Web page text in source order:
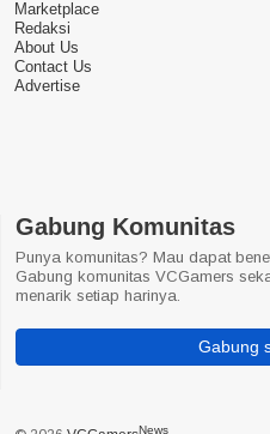
Marketplace
Redaksi
About Us
Contact Us
Advertise
Gabung Komunitas
Punya komunitas? Mau dapat
Gabung komunitas VCGamers
menarik setiap harinya.
Gabung
News